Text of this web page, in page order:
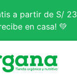
a partir de S/
en casa! 💚